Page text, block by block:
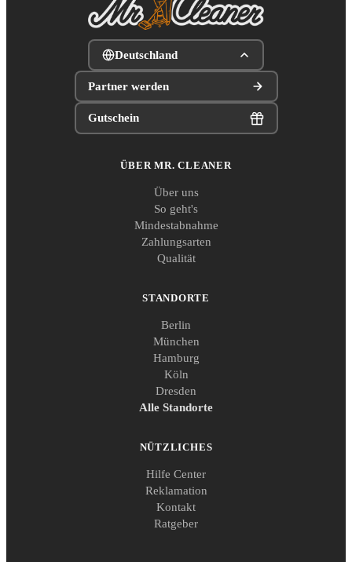
Deutschland
Partner werden
Gutschein
ÜBER MR. CLEANER
Über uns
So geht's
Mindestabnahme
Zahlungsarten
Qualität
STANDORTE
Berlin
München
Hamburg
Köln
Dresden
Alle Standorte
NÜTZLICHES
Hilfe Center
Reklamation
Kontakt
Ratgeber